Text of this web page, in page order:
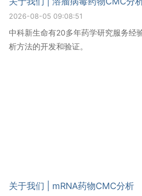
2026-08-05 09:08:51
中科新生命有20多年药学研究服务经
析方法的开发和验证。
关于我们 | mRNA药物CMC分析